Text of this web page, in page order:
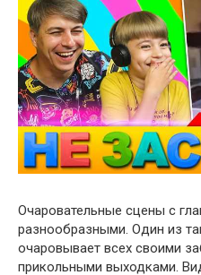
Очаровательные сцены с
разнообразными. Один из
очаровывает всех своими
прикольными выходками.